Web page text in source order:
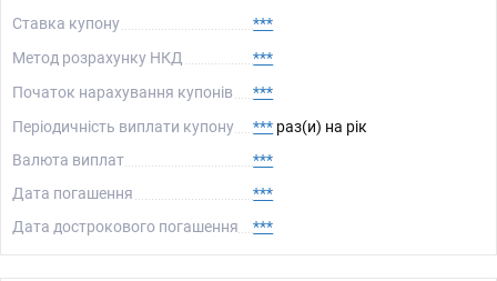
Ставка купону
***
Метод розрахунку НКД
***
Початок нарахування купонів
***
Періодичність виплати купону
*** раз(и) на рік
Валюта виплат
***
Дата погашення
***
Дата дострокового погашення
***